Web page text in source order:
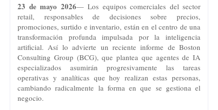
23 de mayo 2026— Los equipos comerciales del sector
retail, responsables de decisiones sobre precios,
promociones, surtido e inventario, están en el centro de una
transformación profunda impulsada por la inteligencia
artificial. Así lo advierte un reciente informe de Boston
Consulting Group (BCG), que plantea que agentes de IA
especializados asumirán progresivamente las tareas
operativas y analíticas que hoy realizan estas personas,
cambiando radicalmente la forma en que se gestiona el
negocio.